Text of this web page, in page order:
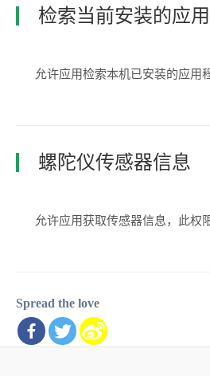
检索当前安装的应
允许应用检索本机已安装的应用
螺陀仪传感器信息
允许应用获取传感器信息，此权
Spread the love